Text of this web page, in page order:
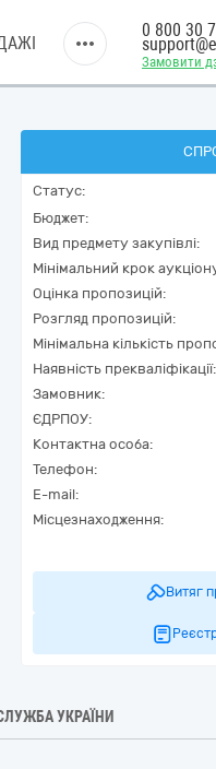
Замовити
0 800 30
Статус:
Бюджет:
Вид предмету закупівлі:
Мінімальний крок
Оцінка пропозицій:
Розгляд пропозицій:
Мінімальна кількість
Наявність прекваліфікації:
Замовник:
ЄДРПОУ:
Контактна особа:
Телефон:
E-mail:
Місцезнаходження:
Витяг
УКРАЇНИ